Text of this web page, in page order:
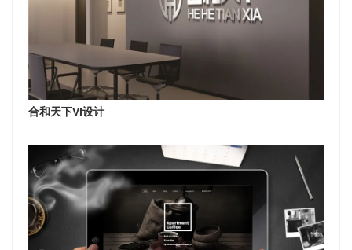
合和天下VI设计